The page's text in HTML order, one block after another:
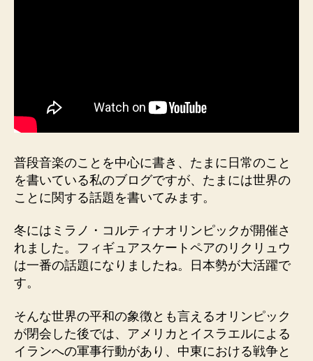
向
み
る
へ
の
普段音楽のことを中心に書き、たまに日常のこと
を書いている私のブログですが、たまには世界の
ことに関する話題を書いてみます。
冬にはミラノ・コルティナオリンピックが開催さ
れました。フィギュアスケートペアのリクリュウ
は一番の話題になりましたね。日本勢が大活躍で
す。
そんな世界の平和の象徴とも言えるオリンピック
が閉会した後では、アメリカとイスラエルによる
イランへの軍事行動があり、中東における戦争と